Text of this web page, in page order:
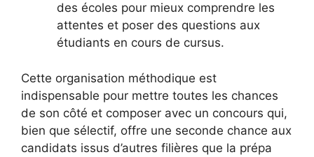
des écoles pour mieux comprendre les
attentes et poser des questions aux
étudiants en cours de cursus.
Cette organisation méthodique est
indispensable pour mettre toutes les chances
de son côté et composer avec un concours qui,
bien que sélectif, offre une seconde chance aux
candidats issus d’autres filières que la prépa